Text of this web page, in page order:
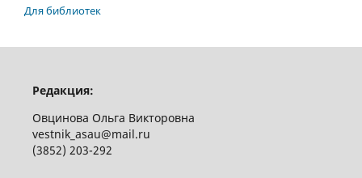
Для библиотек
Редакция:
Овцинова Ольга Викторовна
vestnik_asau@mail.ru
(3852) 203-292